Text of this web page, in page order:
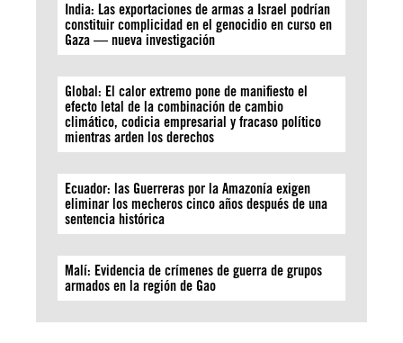
India: Las exportaciones de armas a Israel podrían
constituir complicidad en el genocidio en curso en
Gaza — nueva investigación
Global: El calor extremo pone de manifiesto el
efecto letal de la combinación de cambio
climático, codicia empresarial y fracaso político
mientras arden los derechos
Ecuador: las Guerreras por la Amazonía exigen
eliminar los mecheros cinco años después de una
sentencia histórica
Malí: Evidencia de crímenes de guerra de grupos
armados en la región de Gao